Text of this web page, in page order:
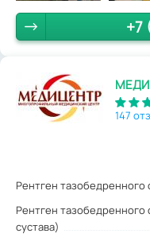
+7
147
Рентген тазобедренного
Рентген тазобедренного
сустава)